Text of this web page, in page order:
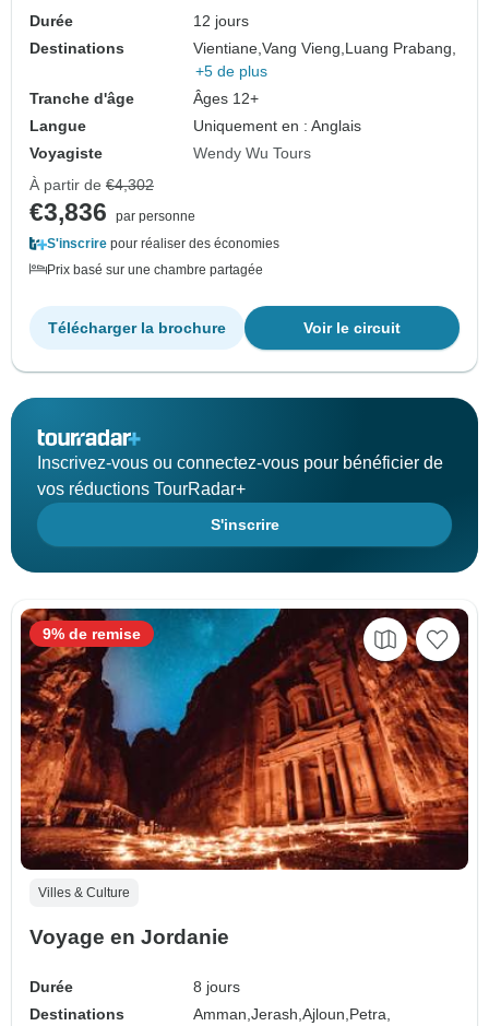
Durée
12 jours
Destinations
Vientiane,Vang Vieng, Luang Prabang,
+5 de plus
Tranche d'âge
Âges 12+
Langue
Uniquement en : Anglais
Voyagiste
Wendy Wu Tours
À partir de €4,302
€3,836
par personne
S'inscrire pour réaliser des économies
Prix basé sur une chambre partagée
Voir le circuit
Télécharger la brochure
Inscrivez-vous ou connectez-vous pour bénéficier de
vos réductions TourRadar+
S'inscrire
Villes & Culture
Voyage en Jordanie
Durée
8 jours
Destinations
Amman,Jerash,Ajloun,Petra,
9% de remise